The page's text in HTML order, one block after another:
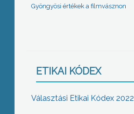
Gyöngyösi értékek a filmvásznon
ETIKAI KÓDEX
Választási Etikai Kódex 2022